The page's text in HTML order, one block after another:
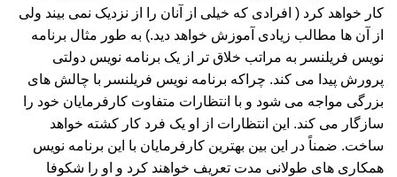
کار خواهد کرد ( افرادی که خیلی از آنان را از نزدیک نمی بیند ولی
از آن ها مطالب زیادی آموزش خواهد دید.) به طور مثال برنامه
نویس فریلنسر به مراتب خلاق تر از یک برنامه نویس دولتی
پرورش پیدا می کند. چراکه برنامه نویس فریلنسر با چالش های
بزرگی مواجه می شود و با انتظارات متفاوت کارفرمایان خود را
سازگار می کند. این انتظارات از او یک فرد کار کشته خواهد
ساخت. ضمناً در این بین بهترین کارفرمایان با این برنامه نویس
همکاری های طولانی مدت تعریف خواهند کرد و او را شکوفا